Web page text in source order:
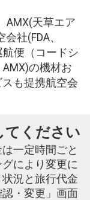
AMX(天草エア
社(FDA、
便（コードシ
の機材お
も提携航空会
てください
一定時間ごと
により変更に
況と旅行代金
・変更」画面